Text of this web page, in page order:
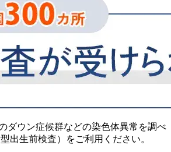
ダウン症候群などの染色体異常を調べ
出生前検査） をご利用ください。